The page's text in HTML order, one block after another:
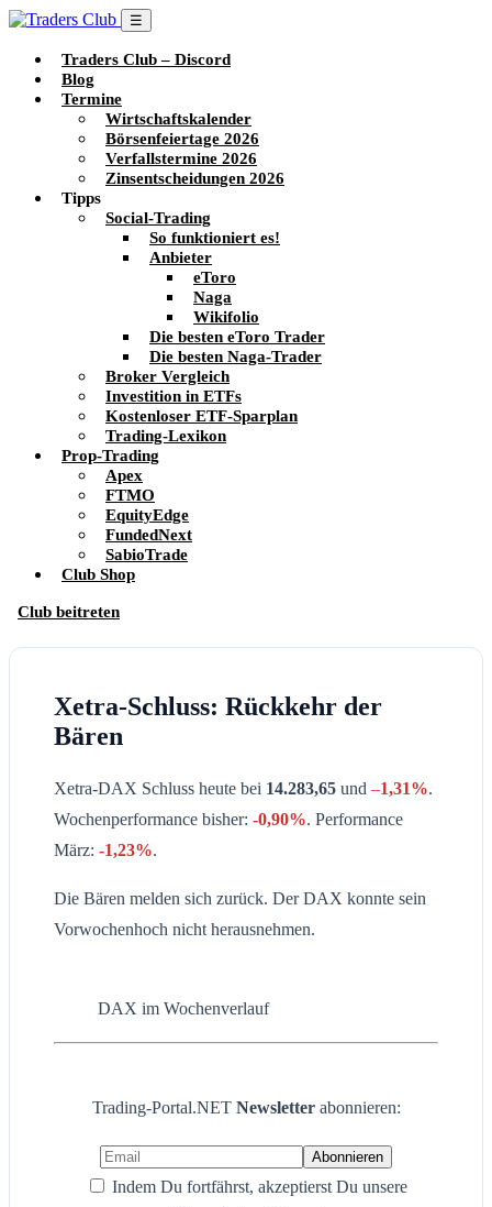
☰
Traders Club – Discord
Blog
Termine
Wirtschaftskalender
Börsenfeiertage 2026
Verfallstermine 2026
Zinsentscheidungen 2026
Tipps
Social-Trading
So funktioniert es!
Anbieter
eToro
Naga
Wikifolio
Die besten eToro Trader
Die besten Naga-Trader
Broker Vergleich
Investition in ETFs
Kostenloser ETF-Sparplan
Trading-Lexikon
Prop-Trading
Apex
FTMO
EquityEdge
FundedNext
SabioTrade
Club Shop
Club beitreten
Xetra-Schluss: Rückkehr der
Bären
Xetra-DAX Schluss heute bei 14.283,65 und –1,31%.
Wochenperformance bisher: -0,90%. Performance
März: -1,23%.
Die Bären melden sich zurück. Der DAX konnte sein
Vorwochenhoch nicht herausnehmen.
DAX im Wochenverlauf
Trading-Portal.NET Newsletter abonnieren:
Indem Du fortfährst, akzeptierst Du unsere